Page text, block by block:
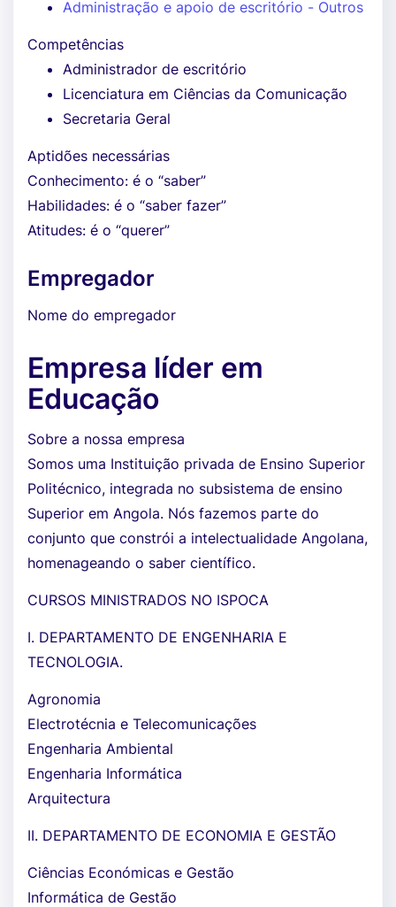
Administração e apoio de escritório - Outros
Competências
Administrador de escritório
Licenciatura em Ciências da Comunicação
Secretaria Geral
Aptidões necessárias
Conhecimento: é o “saber”
Habilidades: é o “saber fazer”
Atitudes: é o “querer”
Empregador
Nome do empregador
Empresa líder em
Educação
Sobre a nossa empresa
Somos uma Instituição privada de Ensino Superior
Politécnico, integrada no subsistema de ensino
Superior em Angola. Nós fazemos parte do
conjunto que constrói a intelectualidade Angolana,
homenageando o saber científico.
CURSOS MINISTRADOS NO ISPOCA
I. DEPARTAMENTO DE ENGENHARIA E
TECNOLOGIA.
Agronomia
Electrotécnia e Telecomunicações
Engenharia Ambiental
Engenharia Informática
Arquitectura
II. DEPARTAMENTO DE ECONOMIA E GESTÃO
Ciências Económicas e Gestão
Informática de Gestão